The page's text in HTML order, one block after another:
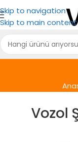
Skip to navigation
Skip to main content
Vozol